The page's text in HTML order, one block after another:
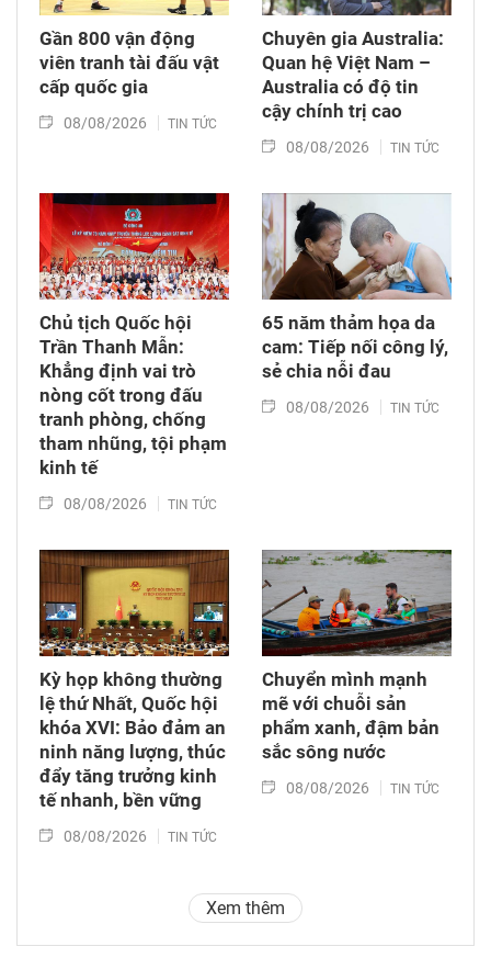
Gần 800 vận động
viên tranh tài đấu vật
cấp quốc gia
08/08/2026 TIN TỨC
Chuyên gia Australia:
Quan hệ Việt Nam –
Australia có độ tin
cậy chính trị cao
08/08/2026 TIN TỨC
Chủ tịch Quốc hội
Trần Thanh Mẫn:
Khẳng định vai trò
nòng cốt trong đấu
tranh phòng, chống
tham nhũng, tội phạm
kinh tế
08/08/2026 TIN TỨC
65 năm thảm họa da
cam: Tiếp nối công lý,
sẻ chia nỗi đau
08/08/2026 TIN TỨC
Kỳ họp không thường
lệ thứ Nhất, Quốc hội
khóa XVI: Bảo đảm an
ninh năng lượng, thúc
đẩy tăng trưởng kinh
tế nhanh, bền vững
08/08/2026 TIN TỨC
Chuyển mình mạnh
mẽ với chuỗi sản
phẩm xanh, đậm bản
sắc sông nước
08/08/2026 TIN TỨC
Xem thêm